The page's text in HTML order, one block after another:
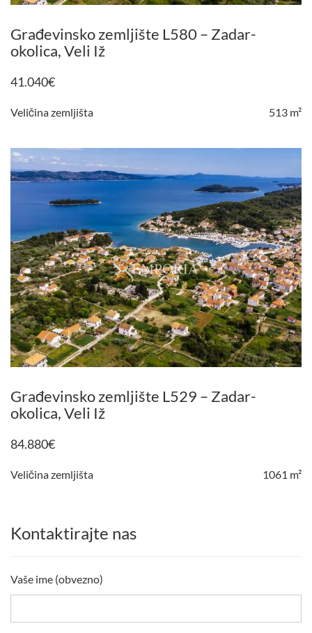
Građevinsko zemljište L580 – Zadar-
okolica, Veli Iž
41.040€
Veličina zemljišta 513 m²
Građevinsko zemljište L529 – Zadar-
okolica, Veli Iž
84.880€
Veličina zemljišta 1061 m²
Kontaktirajte nas
Vaše ime (obvezno)